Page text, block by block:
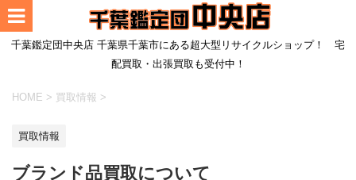
千葉鑑定団中央店 千葉県千葉市にある超大型リサイクルショップ！ 宅
配買取・出張買取も受付中！
HOME > 買取情報 >
買取情報
ブランド品買取について